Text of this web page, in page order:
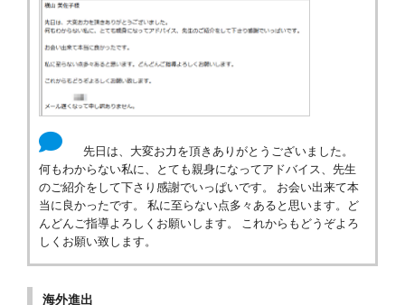
先日は、大変お力を頂きありがとうございました。
何もわからない私に、とても親身になってアドバイス、先生
のご紹介をして下さり感謝でいっぱいです。 お会い出来て本
当に良かったです。 私に至らない点多々あると思います。ど
んどんご指導よろしくお願いします。 これからもどうぞよろ
しくお願い致します。
海外進出